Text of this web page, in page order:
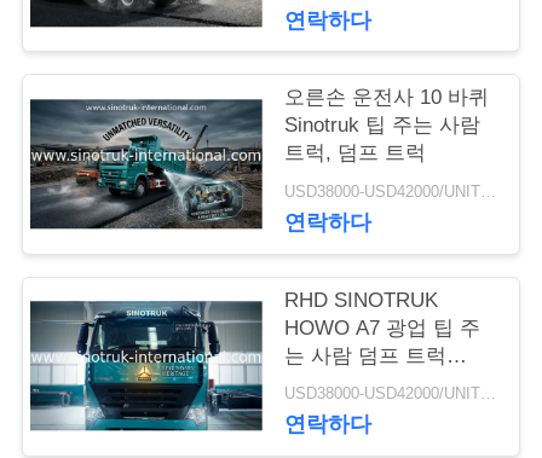
연
락
인
용
을
요
청
하
연락하다
오른손 운전사 10 바퀴
Sinotruk 팁 주는 사람
트럭, 덤프 트럭
USD38000-USD42000/UNIT)negotiation MOQ:1 단위
연락하다
RHD SINOTRUK
HOWO A7 광업 팁 주
는 사람 덤프 트럭
ZZ3257M3847N1 A7- P
오두막 장수
USD38000-USD42000/UNIT)negotiation MOQ:1 단위
연락하다